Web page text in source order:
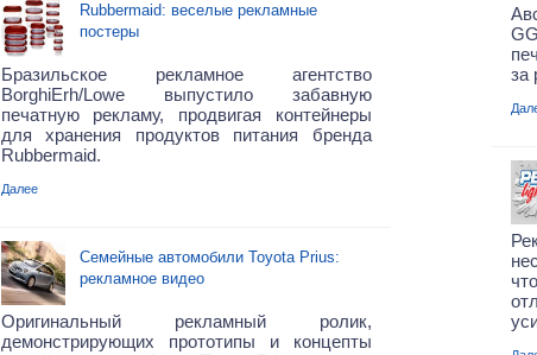
Rubbermaid: веселые рекламные
постеры
Бразильское рекламное агентство
BorghiErh/Lowe выпустило забавную
печатную рекламу, продвигая контейнеры
для хранения продуктов питания бренда
Rubbermaid.
Далее
Семейные автомобили Toyota Prius:
рекламное видео
Оригинальный рекламный ролик,
демонстрирующих прототипы и концепты
за